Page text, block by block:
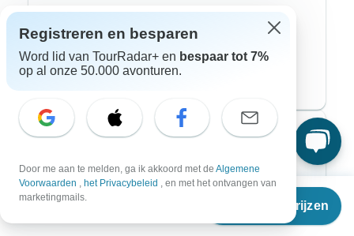
Vanaf
Reisdata & prijzen
USA
Zuid-Amerika
Top avonturenstijlen
Avontuurlijke rondreizen
Fiets Rondreizen
Registreren en besparen
Word lid van TourRadar+ en bespaar tot 7%
op al onze 50.000 avonturen.
Door me aan te melden, ga ik akkoord met de Algemene
Voorwaarden , het Privacybeleid , en met het ontvangen van
marketingmails.